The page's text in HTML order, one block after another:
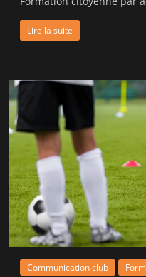
Lire la suite
Communication club